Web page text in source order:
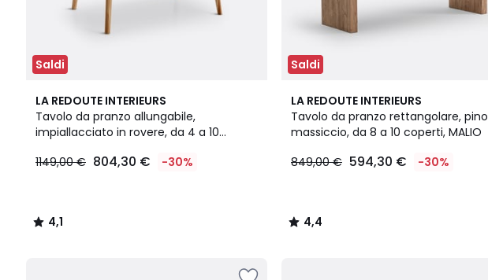
Saldi
LA REDOUTE INTERIEURS
Tavolo da pranzo allungabile,
impiallacciato in rovere, da 4 a 10
1149,00 € 804,30 € -30%
4,1
/ 5
4,1
/
Saldi
LA REDOUTE INTERIEURS
Tavolo da pranzo rettangolare, pino
massiccio, da 8 a 10 coperti, MALIO
849,00 € 594,30 € -30%
4,4
/ 5
4,4
/